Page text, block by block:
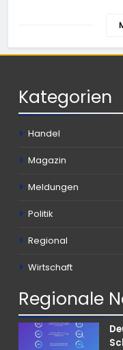
Kategorien
Handel
Magazin
Meldungen
Politik
Regional
Wirtschaft
Regionale